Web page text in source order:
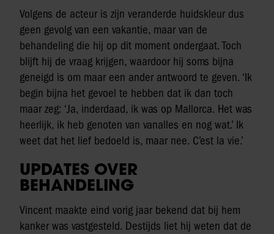
Volgens de acteur is zijn veranderde huidskleur dus
geen gevolg van een vakantie, maar van de
behandeling die hij op dit moment ondergaat. Toch
blijft hij de vraag krijgen, waardoor hij soms bijna
geneigd is om maar een ander antwoord te geven. ‘Ik
begin bijna het gevoel te hebben dat ik dan toch
maar zeg: ‘Ja, inderdaad, ik was op Mallorca. Het was
heerlijk, ik heb genoten van vanalles en nog wat.’ Ik
weet dat het lief bedoeld is, maar nee. C’est la vie.’
UPDATES OVER
BEHANDELING
Vincent maakte eind vorig jaar bekend dat bij hem
kanker was vastgesteld. Destijds liet hij weten dat de